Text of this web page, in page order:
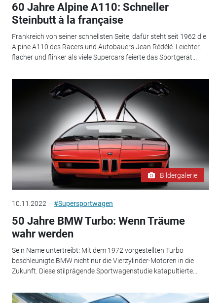
60 Jahre Alpine A110: Schneller
Steinbutt à la française
Frankreich von seiner schnellsten Seite, dafür steht seit 1962 die
Alpine A110 des Racers und Autobauers Jean Rédélé. Leichter,
flacher und flinker als viele Supercars feierte das Sportgerät...
Bildergalerie
10.11.2022 #Supersportwagen
50 Jahre BMW Turbo: Wenn Träume
wahr werden
Sein Name untertreibt: Mit dem 1972 vorgestellten Turbo
beschleunigte BMW nicht nur die Vierzylinder-Motoren in die
Zukunft. Diese stilprägende Sportwagenstudie katapultierte...